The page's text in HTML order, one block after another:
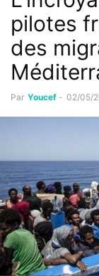
pilotes
des
Par Youcef - 02/05/